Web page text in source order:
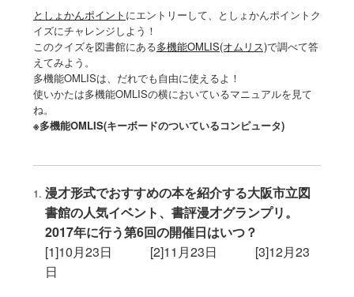
としょかんポイント にエントリーして、としょかんポイントク
イズにチャレンジしよう！
このクイズを図書館にある多機能OMLIS(オムリス)で調べて答
えてみよう。
多機能OMLISは、だれでも自由に使えるよ！
使いかたは多機能OMLISの横においているマニュアルを見て
ね。
※多機能OMLIS(キーボードのついているコンピュータ)
漫才形式でおすすめの本を紹介する大阪市立図
書館の人気イベント、書評漫才グランプリ。
2017年に行う第6回の開催日はいつ？
[1]10月23日 [2]11月23日 [3]12月23
日